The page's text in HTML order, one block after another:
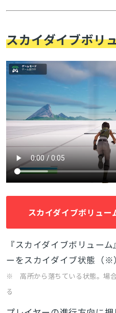
スカイダイブボリ
スカイダイブボリュー
『スカイダイブボリュー
ーをスカイダイブ状態（※
※ 高所から落ちている状態。場
る